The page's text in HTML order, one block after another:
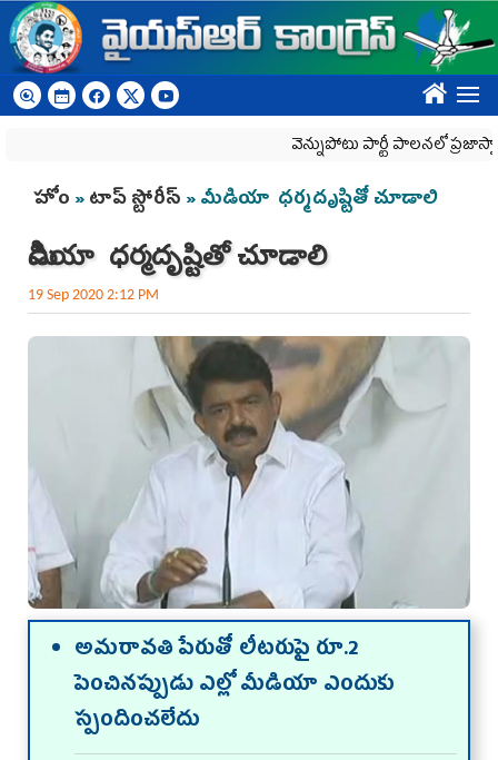
Skip to main content
????
వెన్నుపోటు పార్టీ పాలనలో
You are here
హోం »టాప్ స్టోరీస్ » మీడియా ధర్మదృష్టితో చూడాలి
మీడియా ధర్మదృష్టితో చూడాలి
19 Sep 2020 2:12 PM
అమరావతి పేరుతో లీటరుపై రూ.2
పెంచినప్పుడు ఎల్లో మీడియా ఎందుకు
స్పందించలేదు